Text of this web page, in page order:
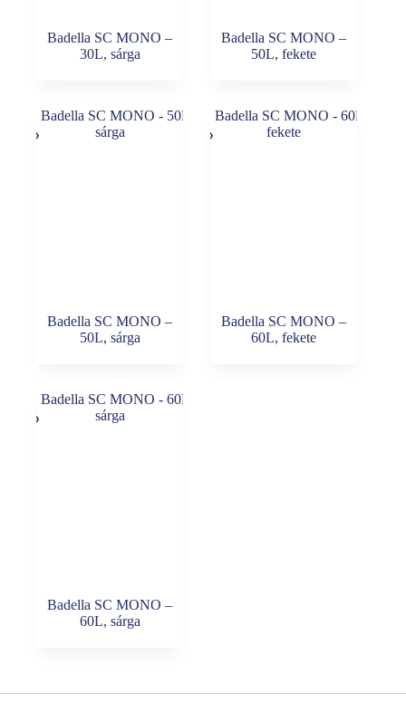
Badella SC MONO –
30L, sárga
Badella SC MONO –
50L, fekete
Badella SC MONO –
50L, sárga
Badella SC MONO –
60L, fekete
Badella SC MONO –
60L, sárga